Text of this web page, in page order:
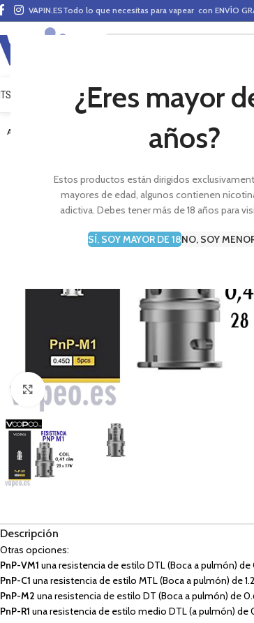
¿Eres mayor
años?
Estos productos están dirigidos
mayores de edad, algunos contienen
adictiva. Debes tener más de 18 años para
SÍ, SOY MAYOR DE 18NO, SOY
VAPIN.ESTodo lo que necesitas para vapear con ENVÍO
VAPEO MODS CLAROMIZADORES BASES Y AROMAS
AGOTADO
Haga Click para agrandar
Descripción
Otras opciones:
PnP-VM1 una resistencia de estilo DTL (Boca a pulmón)
PnP-C1 una resistencia de estilo MTL (Boca a pulmón) de
PnP-M2 una resistencia de estilo DT (Boca a pulmón) de
PnP-R1 una resistencia de estilo medio DTL (a pulmón)